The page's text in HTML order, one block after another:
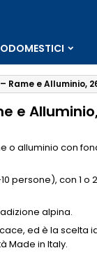
Rame e Alluminio,
e
o alluminio con
persone), con 1 o
alpina.
ed è la scelta
Made in Italy.